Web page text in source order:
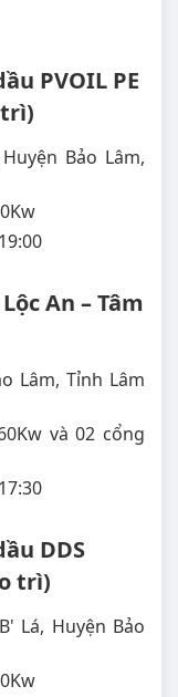
PVOIL PE
Bảo Lâm,
An – Tâm
Lâm, Tỉnh Lâm
và 02 cổng
DDS
trì)
Lá, Huyện Bảo